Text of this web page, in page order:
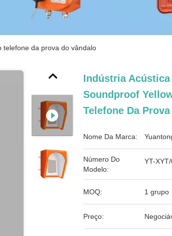
telefone da prova do vândalo
Indústria Acústica
Soundproof
Telefone Da
Nome Da Marca:
Número Do
Modelo:
YT-XYT/
MOQ: 1 grupo
Preço: